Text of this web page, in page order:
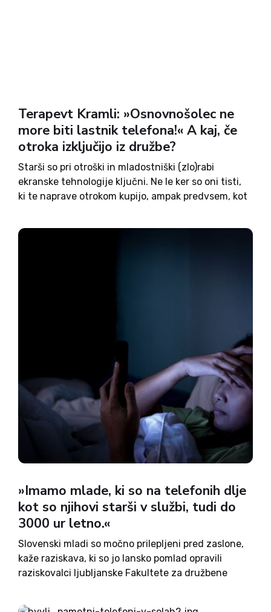
Terapevt Kramli: »Osnovnošolec ne
more biti lastnik telefona!« A kaj, če
otroka izključijo iz družbe?
Starši so pri otroški in mladostniški (zlo)rabi
ekranske tehnologije ključni. Ne le ker so oni tisti,
ki te naprave otrokom kupijo, ampak predvsem, kot
Kramli, ker prav starši vzgajajo v...
»Imamo mlade, ki so na telefonih dlje
kot so njihovi starši v službi, tudi do
3000 ur letno.«
Slovenski mladi so močno prilepljeni pred zaslone,
kaže raziskava, ki so jo lansko pomlad opravili
raziskovalci ljubljanske Fakultete za družbene
preživi 4,5 ur, kar močno presega uro do dve na